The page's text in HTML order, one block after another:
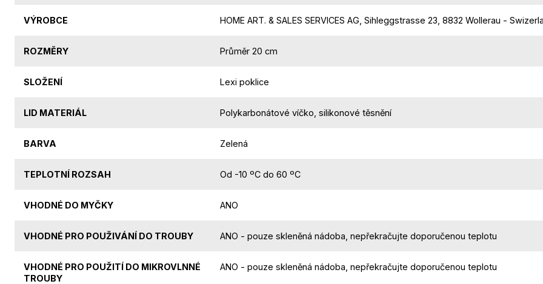
VÝROBCE HOME ART. & SALES SERVICES AG, Sihleggstrasse 23, 8832 Wollerau -
ROZMĚRY Průměr 20 cm
SLOŽENÍ Lexi poklice
LID MATERIÁL Polykarbonátové víčko, silikonové těsnění
BARVA Zelená
TEPLOTNÍ ROZSAH Od -10 ºC do 60 ºC
VHODNÉ DO MYČKY ANO
VHODNÉ PRO POUŽIVÁNÍ DO TROUBY ANO - pouze skleněná nádoba, nepřekračujte doporučenou teplotu
VHODNÉ PRO POUŽITÍ DO MIKROVLNNÉ
TROUBY
ANO - pouze skleněná nádoba, nepřekračujte doporučenou teplotu